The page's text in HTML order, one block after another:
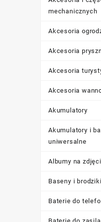
mechanicznych
Akcesoria
Akcesoria
Akcesoria
Akcesoria
Akumulatory
Akumulatory i
uniwersalne
Albumy na
Baseny i
Baterie do